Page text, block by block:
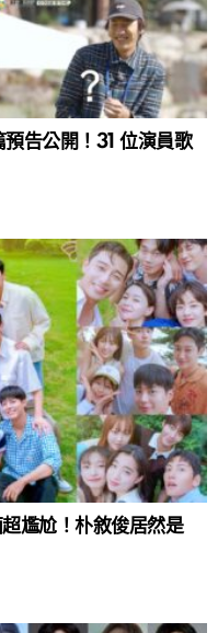
告公開！31 位演員歌
尷尬！朴敘俊居然是